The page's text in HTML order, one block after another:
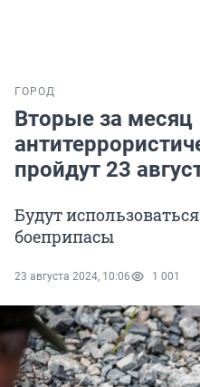
ГОРОД
Вторые за месяц
пройдут 23
Будут
боеприпасы
23 августа 2024, 10:06 1 001